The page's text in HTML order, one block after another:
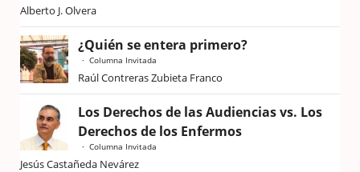
Alberto J. Olvera
¿Quién se entera primero?
Columna Invitada
Raúl Contreras Zubieta Franco
Los Derechos de las Audiencias vs. Los
Derechos de los Enfermos
Columna Invitada
Jesús Castañeda Nevárez